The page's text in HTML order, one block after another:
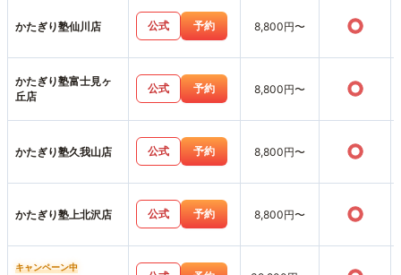
かたぎり塾仙川店 公式 予約 8,800円〜 ○
かたぎり塾富士見ヶ
丘店
公式 予約 8,800円〜 ○
かたぎり塾久我山店 公式 予約 8,800円〜 ○
かたぎり塾上北沢店 公式 予約 8,800円〜 ○
キャンペーン中